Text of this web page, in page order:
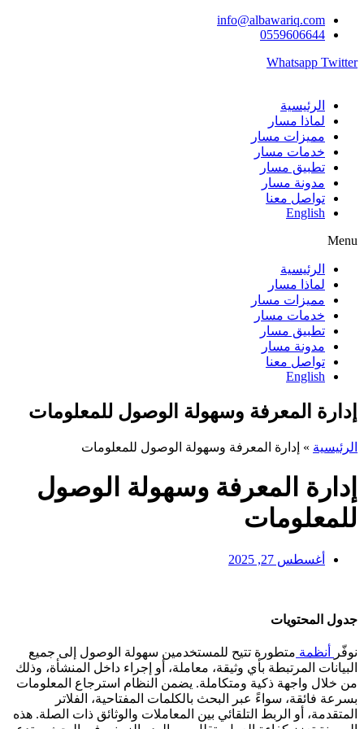
Skip
info@albawariq.com
0559606644
Whatsapp Twitter
الرئيسية
لماذا مسار
مميزات مسار
خدمات مسار
تطبيق مسار
مدونة مسار
تواصل معنا
English
Menu
الرئيسية
لماذا مسار
مميزات مسار
خدمات مسار
تطبيق مسار
مدونة مسار
تواصل معنا
English
إدارة المعرفة وسهولة الوصول للمعلومات
الرئيسية » إدارة المعرفة وسهولة الوصول للمعلومات
إدارة المعرفة وسهولة الوصول
للمعلومات
أغسطس 27, 2025
جدول المحتويات
نوفّر أنظمة متطورة تتيح للمستخدمين سهولة الوصول إلى جميع
البيانات المرتبطة بأي وثيقة، معاملة، أو إجراء داخل المنشأة، وذلك
من خلال واجهة ذكية ومتكاملة. يضمن النظام استرجاع المعلومات
بسرعة فائقة، سواءً عبر البحث بالكلمات المفتاحية، الفلاتر
المتقدمة، أو الربط التلقائي بين المعاملات والوثائق ذات الصلة. هذه